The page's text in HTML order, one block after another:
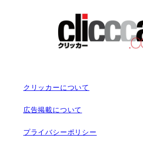
クリッカーについて
広告掲載について
プライバシーポリシー